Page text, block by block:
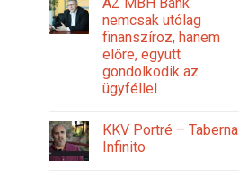
nemcsak utólag
finanszíroz, hanem
előre, együtt
gondolkodik az
ügyféllel
KKV Portré – Taberna
Infinito